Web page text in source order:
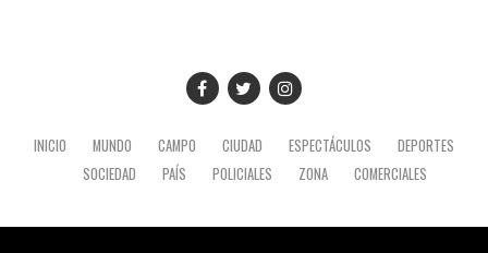
INICIO MUNDO CAMPO CIUDAD ESPECTÁCULOS
DEPORTES
SOCIEDAD
PAÍS POLICIALES ZONA COMERCIALES